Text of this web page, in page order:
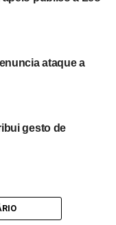
Santos e
compartilharam
ao influenciador.
do
de
que poderá
lado da família e
ataque a
gesto de